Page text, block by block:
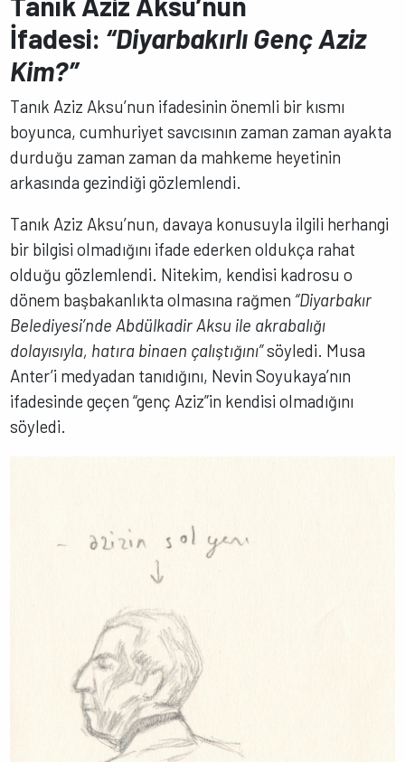
İfadesi: “Diyarbakırlı Genç Aziz
Kim?”
Tanık Aziz Aksu’nun ifadesinin önemli bir kısmı
boyunca, cumhuriyet savcısının zaman zaman ayakta
durduğu zaman zaman da mahkeme heyetinin
arkasında gezindiği gözlemlendi.
Tanık Aziz Aksu’nun, davaya konusuyla ilgili herhangi
bir bilgisi olmadığını ifade ederken oldukça rahat
olduğu gözlemlendi. Nitekim, kendisi kadrosu o
dönem başbakanlıkta olmasına rağmen “Diyarbakır
Belediyesi’nde Abdülkadir Aksu ile akrabalığı
dolayısıyla, hatıra binaen çalıştığını”söyledi. Musa
Anter’i medyadan tanıdığını, Nevin Soyukaya’nın
ifadesinde geçen “genç Aziz”in kendisi olmadığını
söyledi.